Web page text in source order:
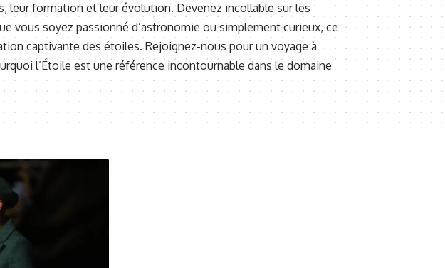
leur formation et leur évolution. Devenez incollable sur les
vous soyez passionné d’astronomie ou simplement curieux, ce
captivante des étoiles. Rejoignez-nous pour un voyage à
l’Étoile est une référence incontournable dans le domaine